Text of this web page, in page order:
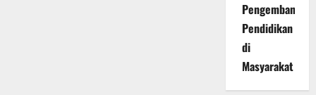
Pengembangan
Pendidikan
di
Masyarakat